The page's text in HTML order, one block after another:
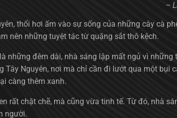
thổi hơi ấm vào sự sống của những cây cà
nên những tuyệt tác từ quặng sắt thô kệch.
những đêm dài, nhà sáng lập mất ngủ vì
Tây Nguyên, nơi mà chỉ cần đi lướt qua một bụi
càng thêm xanh.
rất chặt chẽ, mà cũng vừa tinh tế. Từ đó, nhà
người.